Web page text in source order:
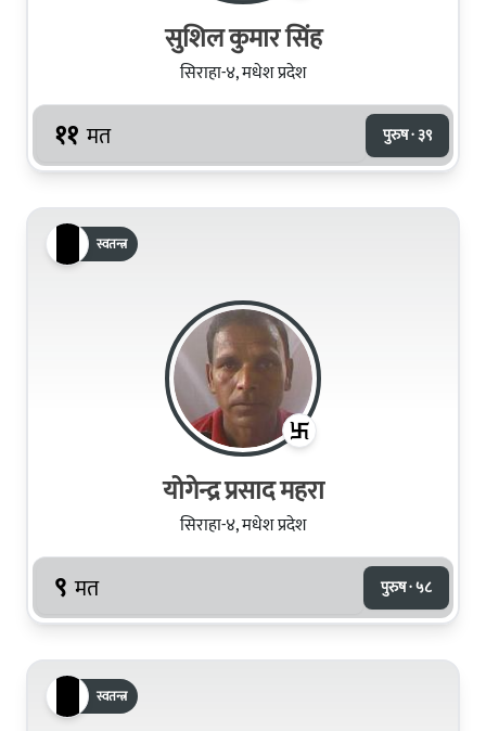
सुशिल कुमार सिंह
सिराहा-४, मधेश प्रदेश
११ मत पुरुष · ३९
स्वतन्त्र
योगेन्द्र प्रसाद महरा
सिराहा-४, मधेश प्रदेश
९ मत पुरुष · ५८
स्वतन्त्र